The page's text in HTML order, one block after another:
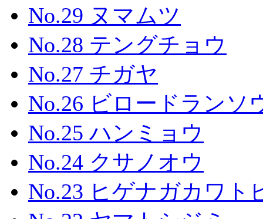
No.29 ヌマムツ
No.28 テングチョウ
No.27 チガヤ
No.26 ビロードランソ
No.25 ハンミョウ
No.24 クサノオウ
No.23 ヒゲナガカワト